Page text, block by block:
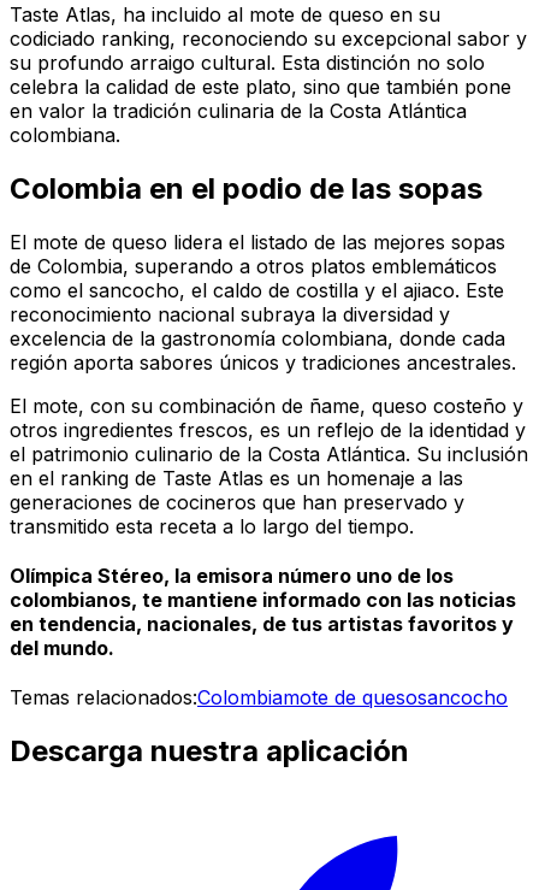
Taste Atlas, ha incluido al mote de queso en su
codiciado ranking, reconociendo su excepcional sabor y
su profundo arraigo cultural. Esta distinción no solo
celebra la calidad de este plato, sino que también pone
en valor la tradición culinaria de la Costa Atlántica
colombiana.
Colombia en el podio de las sopas
El mote de queso lidera el listado de las mejores sopas
de Colombia, superando a otros platos emblemáticos
como el sancocho, el caldo de costilla y el ajiaco. Este
reconocimiento nacional subraya la diversidad y
excelencia de la gastronomía colombiana, donde cada
región aporta sabores únicos y tradiciones ancestrales.
El mote, con su combinación de ñame, queso costeño y
otros ingredientes frescos, es un reflejo de la identidad y
el patrimonio culinario de la Costa Atlántica. Su inclusión
en el ranking de Taste Atlas es un homenaje a las
generaciones de cocineros que han preservado y
transmitido esta receta a lo largo del tiempo.
Olímpica Stéreo, la emisora número uno de los
colombianos, te mantiene informado con las noticias
en tendencia, nacionales, de tus artistas favoritos y
del mundo.
Temas relacionados:Colombiamote de quesosancocho
Descarga nuestra aplicación